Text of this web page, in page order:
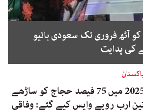
آٹھ فروری تک سعودی بائیو
کی ہدایت
2025 میں 75 فیصد حجاج کو ساڑھے
ارب روپے واپس کیے گئے: وفاقی